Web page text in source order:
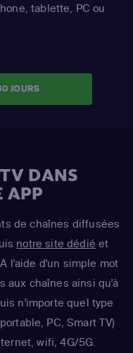
tablette, PC ou
JOURS
DANS
APP
de chaînes diffusées
notre site dédié et
. A l'aide d'un simple mot
aux chaînes ainsi qu'à
n'importe quel type
PC, Smart TV)
wifi, 4G/5G.